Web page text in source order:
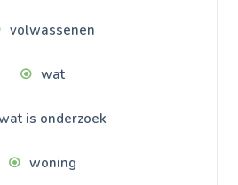
volwassenen
wat
is onderzoek
woning